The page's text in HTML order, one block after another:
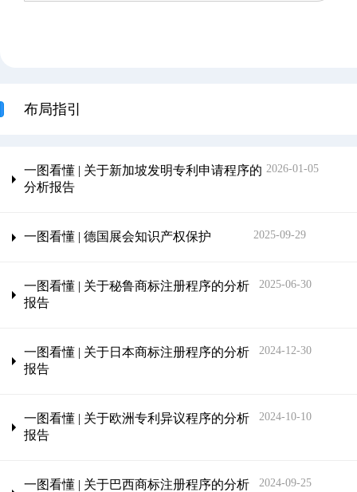
布局指引
一图看懂 | 关于新加坡发明专利申请程序的
分析报告
2026-01-05
一图看懂 | 德国展会知识产权保护 2025-09-29
一图看懂 | 关于秘鲁商标注册程序的分析
报告
2025-06-30
一图看懂 | 关于日本商标注册程序的分析
报告
2024-12-30
一图看懂 | 关于欧洲专利异议程序的分析
报告
2024-10-10
一图看懂 | 关于巴西商标注册程序的分析
2024-09-25